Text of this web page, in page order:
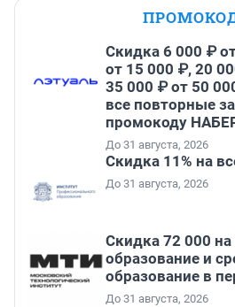
Скидка 6 000 ₽
от 15 000 ₽, 20
35 000 ₽ от 50
все повторные
промокоду
До 31 августа, 2026
Скидка 11% на
До 31 августа, 2026
Скидка 72 000
образование и
образование в
До 31 августа, 2026